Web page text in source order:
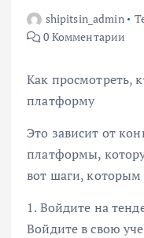
shipitsin_admin
0 Комментарии
Как просмотреть,
платформу
Это зависит от
платформы,
вот шаги,
1. Войдите на
Войдите в свою